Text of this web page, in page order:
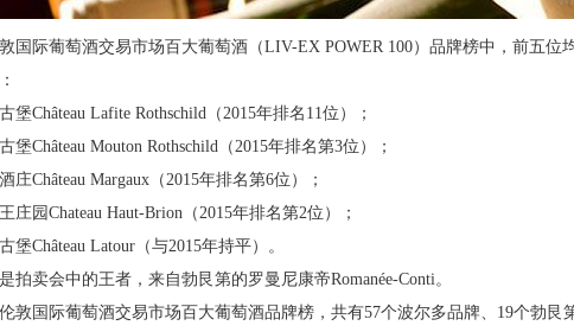
际葡萄酒交易市场百大葡萄酒（LIV-EX POWER 100）品牌榜中，前五位
Château Lafite Rothschild（2015年排名11位）；
Château Mouton Rothschild（2015年排名第3位）；
Château Margaux（2015年排名第6位）；
园Chateau Haut-Brion（2015年排名第2位）；
Château Latour（与2015年持平）。
卖会中的王者，来自勃艮第的罗曼尼康帝Romanée-Conti。
国际葡萄酒交易市场百大葡萄酒品牌榜，共有57个波尔多品牌、19个勃艮